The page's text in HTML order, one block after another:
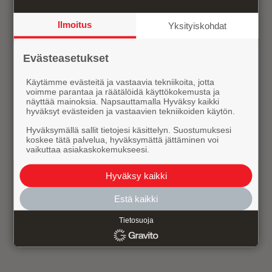
Pyydä tarjous tai kysy
lisätietoa automaatista
kauppaan ja kioskiin
Aina tuoretta kahvia - kuppi kerrallaan
Herkullisia kahvi- ja teejuomia, kaakaota
sekä syötävää
Erilaisia maksujärjestelmiä
Ilmoitus Yksityiskohdat
Evästeasetukset
Käytämme evästeitä ja vastaavia tekniikoita, jotta
voimme parantaa ja räätälöidä käyttökokemusta ja
näyttää mainoksia. Napsauttamalla Hyväksy kaikki
hyväksyt evästeiden ja vastaavien tekniikoiden käytön.
Hyväksymällä sallit tietojesi käsittelyn. Suostumuksesi
koskee tätä palvelua, hyväksymättä jättäminen voi
vaikuttaa asiakaskokemukseesi.
Hyväksy kaikki
Estä kaikki
Tietosuoja